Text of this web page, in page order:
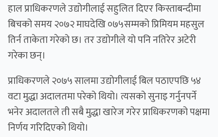
हाल प्राधिकरणले उद्योगीलाई सहुलित दिएर किस्ताबन्दीमा
बिचको समय २०७२ माघदेखि ०७५सम्मको प्रिमियम महसुल
तिर्न ताकेता गरेको छ। तर उद्योगीले यो पनि नतिरेर अटेरी
गरेका छन्।
प्राधिकरणले २०७५ सालमा उद्योगीलाई बिल पठाएपछि ५४
वटा मुद्धा अदालतमा परेको थियो। त्यसको सुनाइ गर्नुनपर्ने
भनेर अदालतले ती सबै मुद्धा खारेज गरेर प्राधिकरणको पक्षमा
निर्णय गरिदिएको थियो।